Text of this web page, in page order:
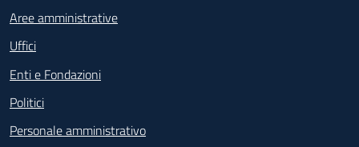
Aree amministrative
Uffici
Enti e Fondazioni
Politici
Personale amministrativo